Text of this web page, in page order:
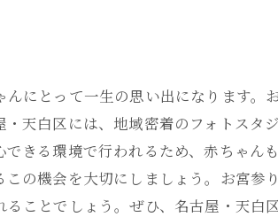
にとって一生の思い出になります。
天白区には、地域密着のフォトスタ
きる環境で行われるため、赤ちゃん
の機会を大切にしましょう。お宮参
ことでしょう。ぜひ、名古屋・天白